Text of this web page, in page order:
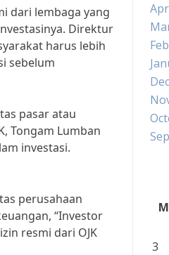
dari lembaga yang
Direktur
harus lebih
sebelum
pasar atau
Tongam Lumban
investasi.
perusahaan
“Investor
resmi dari OJK
M
3